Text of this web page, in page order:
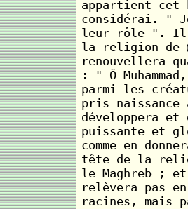
appartient cet
considérai. "
leur rôle ". Il
la religion de
renouvellera
: " Ô
parmi les
pris
développera
puissante et
comme en
tête de la
le Maghreb ;
relèvera pas
racines, mais